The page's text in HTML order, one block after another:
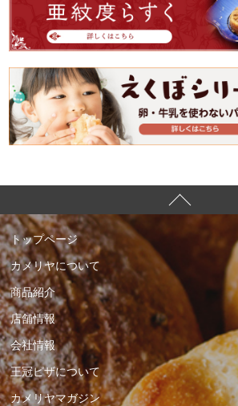
トップページ
カメリヤについて
商品紹介
店舗情報
会社情報
王冠ピザについて
カメリヤマガジン